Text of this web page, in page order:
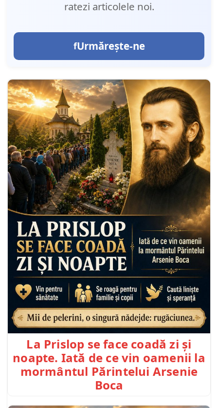
ratezi articolele noi.
Urmărește-ne
La Prislop se face coadă zi și
noapte. Iată de ce vin oamenii la
mormântul Părintelui Arsenie
Boca